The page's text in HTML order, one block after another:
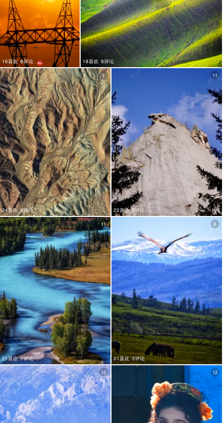
16喜欢 6评论 18喜欢 6评论
24喜欢 8评论
8
22喜欢 3评论
11
21喜欢 7评论
11
21喜欢 3评论
8
10 12